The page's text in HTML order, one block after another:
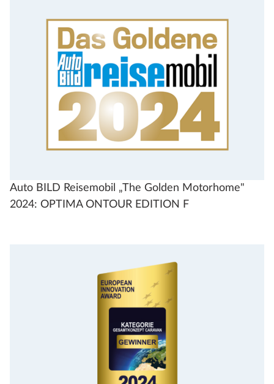
Auto BILD Reisemobil „The Golden Motorhome"
2024: OPTIMA ONTOUR EDITION F